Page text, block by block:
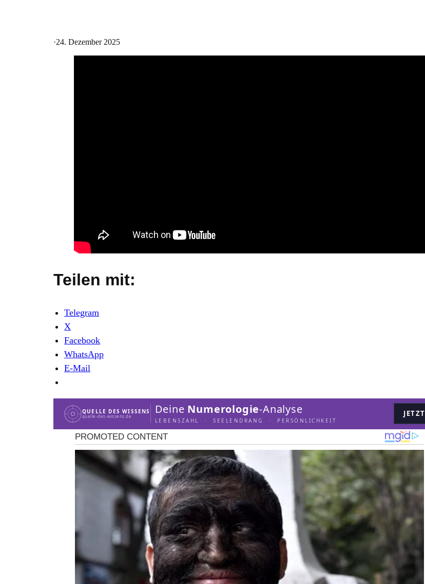
·24. Dezember 2025
Teilen mit:
Telegram
X
Facebook
WhatsApp
E-Mail
QUELLE DES WISSENS
quelle-des-wissens.de
Deine Numerologie-Analyse
LEBENSZAHL · SEELENDRANG · PERSÖNLICHKEIT
JETZT